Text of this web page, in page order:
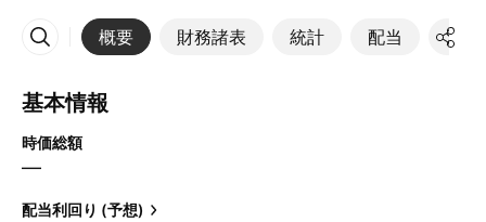
概要 財務諸表 統計 配当 決算
その他
基本情報
時価総額
—
配当利回り (予想)